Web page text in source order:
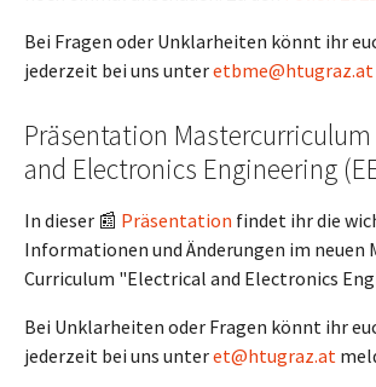
Bei Fragen oder Unklarheiten könnt ihr
jederzeit bei uns unteretbme@htugraz.at
Präsentation
and Electronics Engineering
In dieser 📰 Präsentation findet ihr die
Informationen und Änderungen im neuen
Curriculum "Electrical and Electronics
Bei Unklarheiten oder Fragen könnt ihr
jederzeit bei uns unteret@htugraz.at